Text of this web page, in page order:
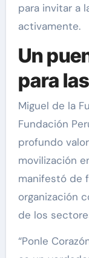
para invitar a
activamente.
Un
para
Miguel de la
Fundación
profundo
movilización
manifestó de
organización
de los
“Ponle